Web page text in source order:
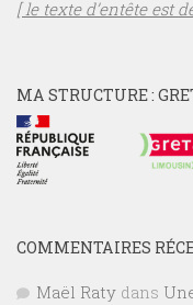
[ le texte d’entête est
MA STRUCTURE :
COMMENTAIRES
Maël Raty dans